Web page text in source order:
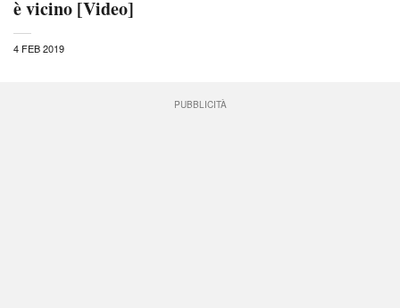
è vicino [Video]
4 FEB 2019
PUBBLICITÀ